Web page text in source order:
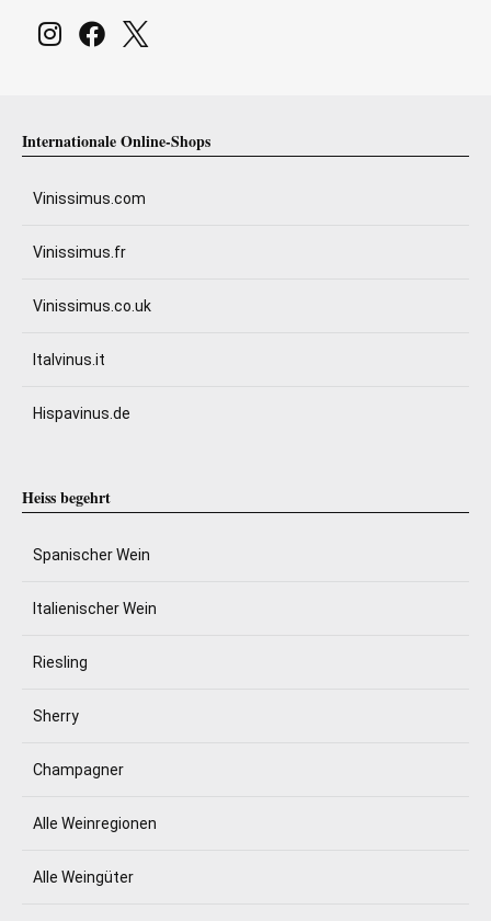
Internationale Online-Shops
Vinissimus.com
Vinissimus.fr
Vinissimus.co.uk
Italvinus.it
Hispavinus.de
Heiss begehrt
Spanischer Wein
Italienischer Wein
Riesling
Sherry
Champagner
Alle Weinregionen
Alle Weingüter